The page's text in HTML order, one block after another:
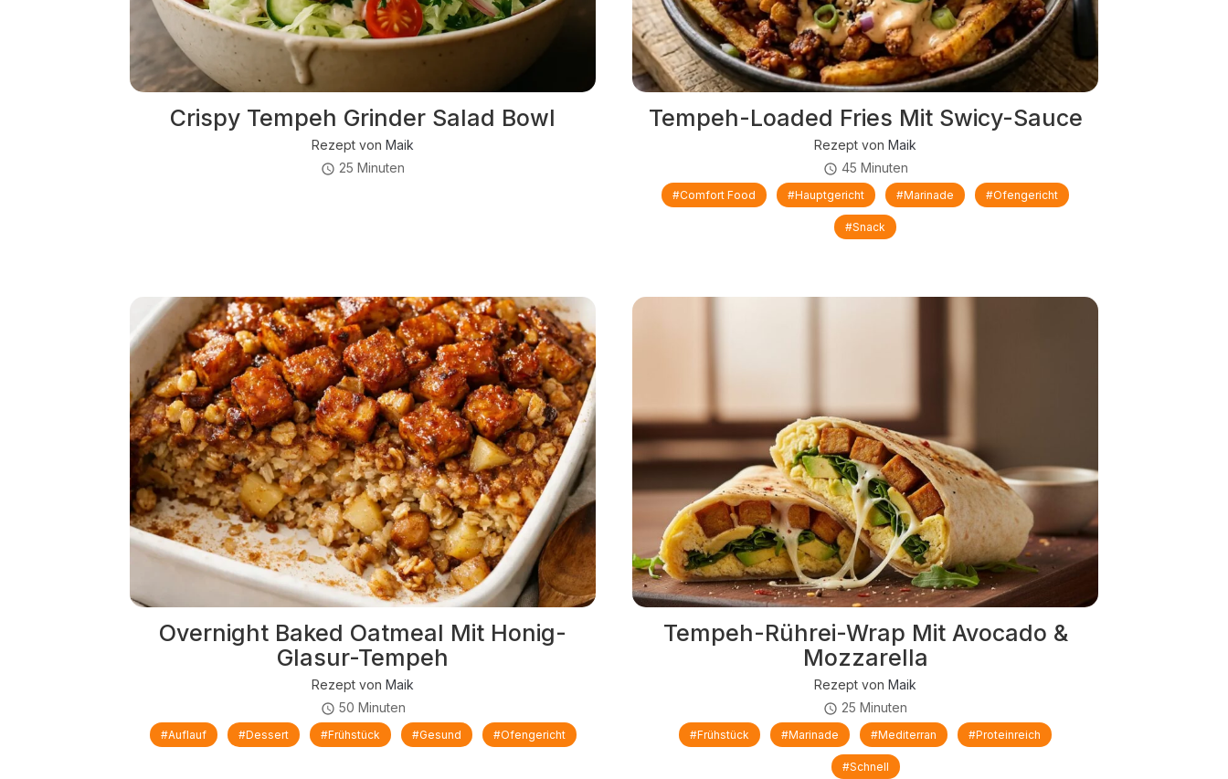
Crispy Tempeh Grinder Salad Bowl
Rezept von Maik
25 Minuten
Tempeh-Loaded Fries Mit Swicy-Sauce
Rezept von Maik
45 Minuten
#comfort Food #Hauptgericht #Marinade #Ofengericht
#Snack
Overnight Baked Oatmeal Mit Honig-
Glasur-Tempeh
Rezept von Maik
50 Minuten
#Auflauf #Dessert #Frühstück #gesund #Ofengericht
Tempeh-Rührei-Wrap Mit Avocado &
Mozzarella
Rezept von Maik
25 Minuten
#Frühstück #Marinade #mediterran #proteinreich
#schnell